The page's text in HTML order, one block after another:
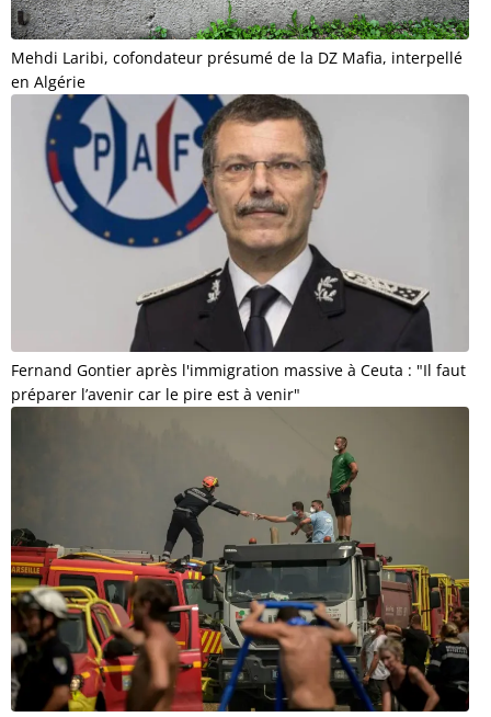
Mehdi Laribi, cofondateur présumé de la DZ Mafia, interpellé
en Algérie
Fernand Gontier après l'immigration massive à Ceuta : "Il faut
préparer l’avenir car le pire est à venir"